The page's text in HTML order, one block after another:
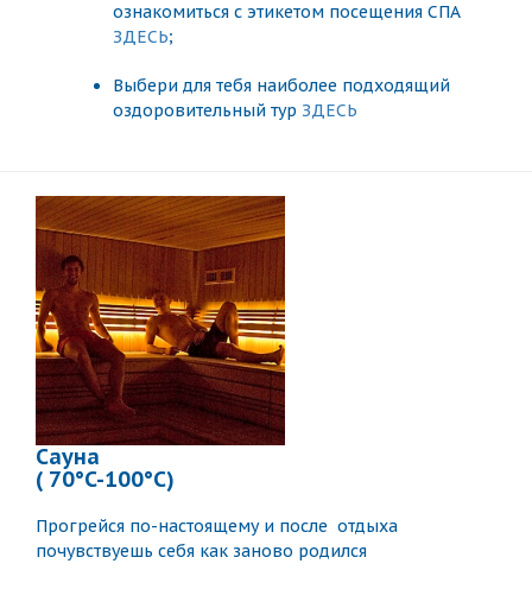
ознакомиться с этикетом посещения СПА
ЗДЕСЬ;
Выбери для тебя наиболее подходящий
оздоровительный тур ЗДЕСЬ
Сауна
( 70°C-100°C)
Прогрейся по-настоящему и после отдыха
почувствуешь себя как заново родился